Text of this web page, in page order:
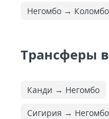
Негомбо → Коломбо
Трансферы
Канди → Негомбо
Сигирия → Негомбо